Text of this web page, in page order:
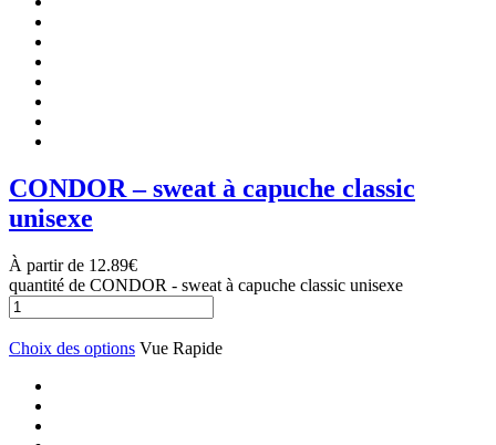
CONDOR – sweat à capuche classic
unisexe
À partir de 12.89€
quantité de CONDOR - sweat à capuche classic unisexe
Choix des options Vue Rapide